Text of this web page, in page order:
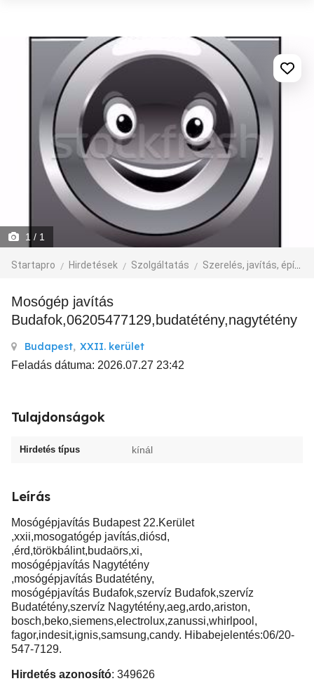
1 / 1
Startapro Hirdetések Szolgáltatás Szerelés, javítás, építkezés
Mosógép javítás
Budafok,06205477129,budatétény,nagytétény
Budapest, XXII. kerület
Feladás dátuma: 2026.07.27 23:42
Tulajdonságok
Hirdetés típus kínál
Leírás
Mosógépjavítás Budapest 22.Kerület
,xxii,mosogatógép javítás,diósd,
,érd,törökbálint,budaörs,xi,
mosógépjavítás Nagytétény
,mosógépjavítás Budatétény,
mosógépjavítás Budafok,szervíz Budafok,szervíz
Budatétény,szervíz Nagytétény,aeg,ardo,ariston,
bosch,beko,siemens,electrolux,zanussi,whirlpool,
fagor,indesit,ignis,samsung,candy. Hibabejelentés:06/20-
547-7129.
Hirdetés azonosító: 349626